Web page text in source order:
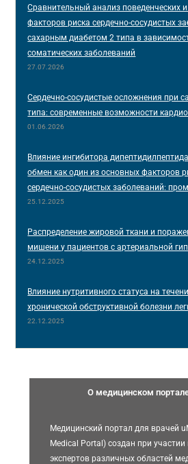
Сравнительный анализ поведенческих
факторов риска сердечно-сосудистых
сахарным диабетом 2 типа в
соматических заболеваний
27.07.2026
Сердечно-сосудистые осложнения при
типа: современные возможности
01.06.2026
Влияние ингибитора
обмен как один из основных факторов
сердечно-сосудистых заболеваний:
25.12.2025
Распределение жировой ткани и
мишени у пациентов с артериальной
24.12.2025
Влияние нутритивного статуса на
хронической обструктивной болезни
22.12.2025
О медицинском
Медицинский портал для врачей
Medical Portal) создан при
экспертов различных областей